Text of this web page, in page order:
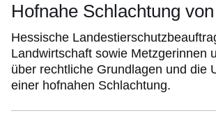
Hofnahe Schlachtung
Hessische
Landwirtschaft sowie Metzgerinnen
über rechtliche Grundlagen und die
einer hofnahen Schlachtung.